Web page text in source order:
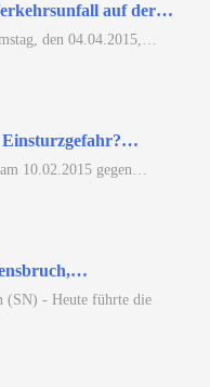
auf der…
den 04.04.2015,…
Einsturzgefahr?…
10.02.2015 gegen…
(SN) - Heute führte die